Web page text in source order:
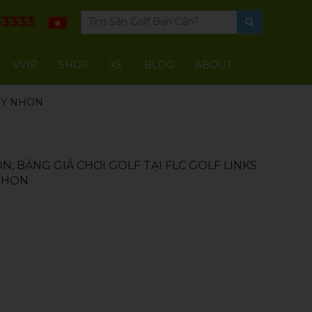
VVIP SHOP XE BLOG ABOUT
NHON
BẢNG GIÁ CHƠI GOLF TẠI FLC GOLF LINKS